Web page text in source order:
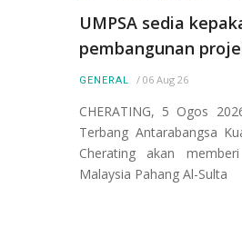
UMPSA sedia
pembangunan
GENERAL / 06 Aug 26
CHERATING, 5 Ogos
Terbang Antarabangsa
Cherating akan
Malaysia Pahang Al-Sulta